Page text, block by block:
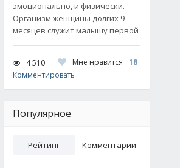
эмоционально, и физически.
Организм женщины долгих 9
месяцев служит малышу первой
4 510 Мне нравится
18
Комментировать
Популярное
Рейтинг Комментарии